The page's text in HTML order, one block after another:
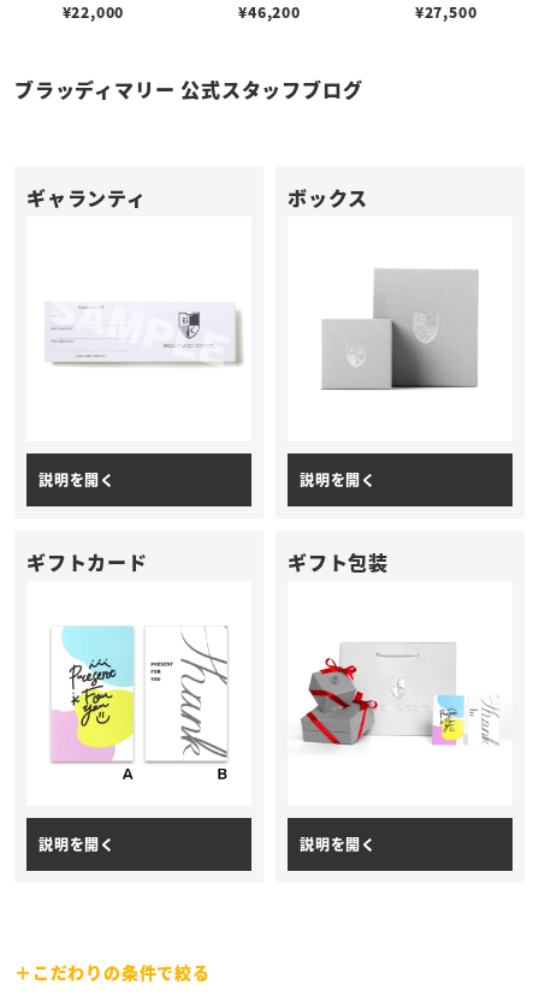
¥22,000 ¥46,200 ¥27,500
ブラッディマリー 公式スタッフブログ
ギャランティ ボックス
ギフトカード ギフト包装
こだわりの条件で絞る